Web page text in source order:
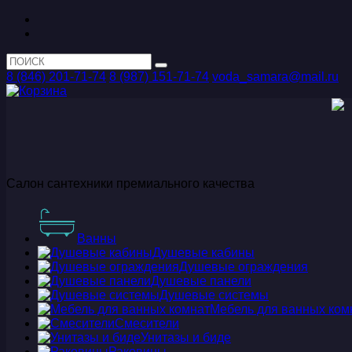
8 (846) 201-71-74 8 (987) 151-71-74 voda_samara@mail.ru
Салон сантехники премиального качества
Ванны
Душевые кабины
Душевые ограждения
Душевые панели
Душевые системы
Мебель для ванных
Смесители
Унитазы и биде